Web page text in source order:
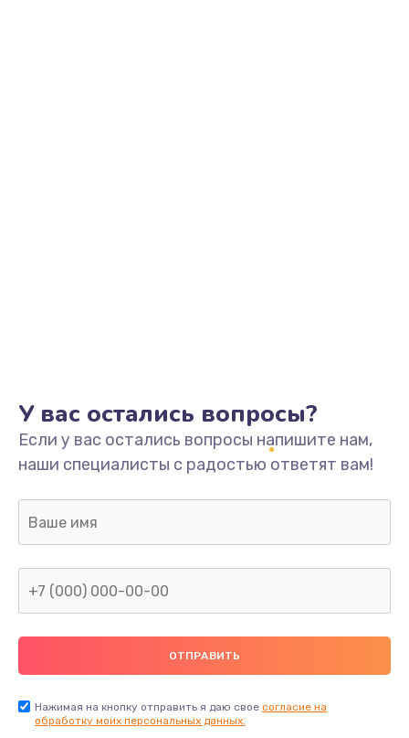
У вас остались вопросы?
Если у вас остались вопросы напишите нам,
наши специалисты с радостью ответят вам!
Нажимая на кнопку отправить я даю свое согласие на
обработку моих персональных данных.